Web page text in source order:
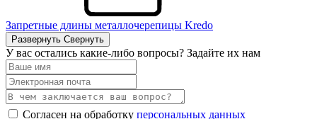
Запретные длины металлочерепицы Kredo
Развернуть Свернуть
У вас остались какие-либо вопросы? Задайте их нам
Согласен на обработку персональных данных